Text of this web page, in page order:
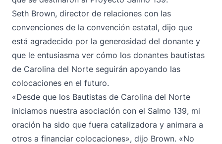
Seth Brown, director de relaciones con las
convenciones de la convención estatal, dijo que
está agradecido por la generosidad del donante y
que le entusiasma ver cómo los donantes bautistas
de Carolina del Norte seguirán apoyando las
colocaciones en el futuro.
«Desde que los Bautistas de Carolina del Norte
iniciamos nuestra asociación con el Salmo 139, mi
oración ha sido que fuera catalizadora y animara a
otros a financiar colocaciones», dijo Brown. «No